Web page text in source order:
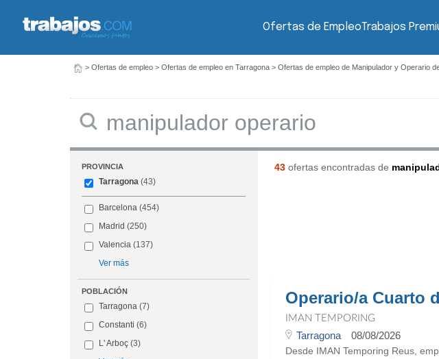
Ofertas de EmpleoTrabajos
> Ofertas de empleo > Ofertas de empleo en Tarragona > Ofertas de empleo de Manipulador y Operario
PROVINCIA
Tarragona (43)
Barcelona (454)
Madrid (250)
Valencia (137)
Ver más
POBLACIÓN
Tarragona (7)
Constanti (6)
L' Arboç (3)
43ofertas encontradas de
Operario/a Cuarto
IMAN TEMPORING
Tarragona 08/08/2026
Desde IMAN Temporing Reus,